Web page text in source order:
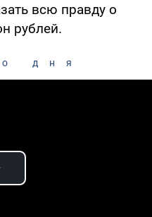
всю правду о
рублей.
дня
Video